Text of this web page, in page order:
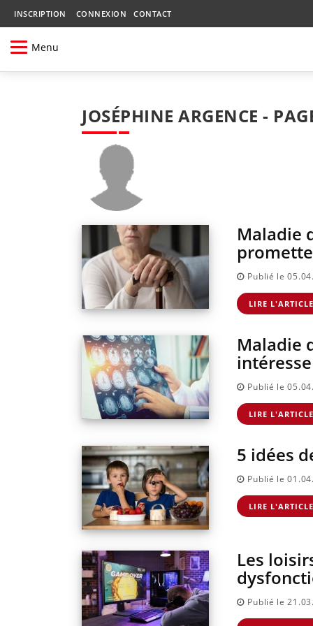
INSCRIPTION CONNEXION CONTACT
Menu
JOSÉPHINE ARGENCE -
Maladie
Publié le
LIRE L'ARTICLE
Maladie
Publié le
LIRE L'ARTICLE
5 idées
Publié le
LIRE L'ARTICLE
Les
Publié le